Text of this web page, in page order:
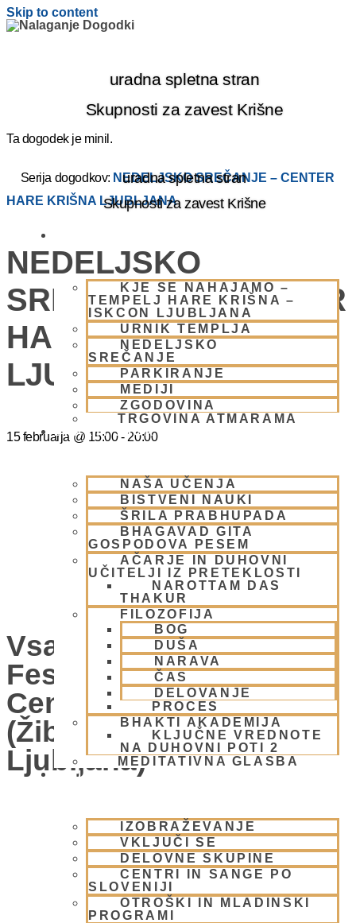
Skip to content
uradna spletna stran
Skupnosti za zavest Krišne
uradna spletna stran
Skupnosti za zavest Krišne
KJE SE NAHAJAMO –
TEMPELJ HARE KRIŠNA –
ISKCON LJUBLJANA
URNIK TEMPLJA
NEDELJSKO
SREČANJE
PARKIRANJE
MEDIJI
ZGODOVINA
TRGOVINA ATMARAMA
BHAKTI JOGA
NAŠA UČENJA
BISTVENI NAUKI
ŠRILA PRABHUPADA
BHAGAVAD GITA
GOSPODOVA PESEM
AČARJE IN DUHOVNI
UČITELJI IZ PRETEKLOSTI
NAROTTAM DAS
THAKUR
FILOZOFIJA
BOG
DUŠA
NARAVA
ČAS
DELOVANJE
PROCES
BHAKTI AKADEMIJA
KLJUČNE VREDNOTE
NA DUHOVNI POTI 2
MEDITATIVNA GLASBA
SKUPNOST
IZOBRAŽEVANJE
VKLJUČI SE
DELOVNE SKUPINE
CENTRI IN SANGE PO
SLOVENIJI
OTROŠKI IN MLADINSKI
PROGRAMI
Ta dogodek je minil.
Serija dogodkov: NEDELJSKO SREČANJE – CENTER
HARE KRIŠNA LJUBLJANA
NEDELJSKO
SREČANJE – CENTER
HARE KRIŠNA
LJUBLJANA
15 februarja @ 15:00 - 20:00
Vsako Nedeljo Mini
Festival V Hare Krišna
Centru – VABLJENI
(Žibertova 27, 1000
Ljubljana)